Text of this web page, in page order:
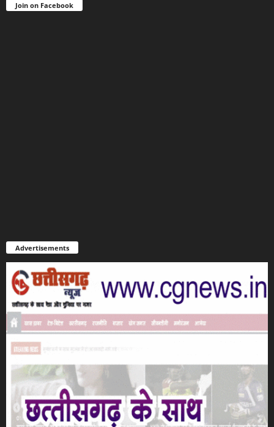
Join on Facebook
Advertisements